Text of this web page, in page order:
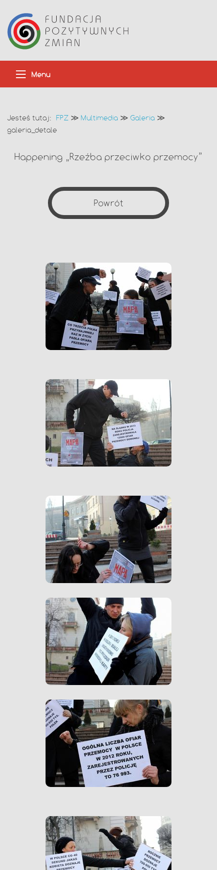
Menu
Jesteś tutaj: FPZ ≫ Multimedia ≫ Galeria ≫
galeria_detale
Happening „Rzeźba przeciwko przemocy”
Powrót